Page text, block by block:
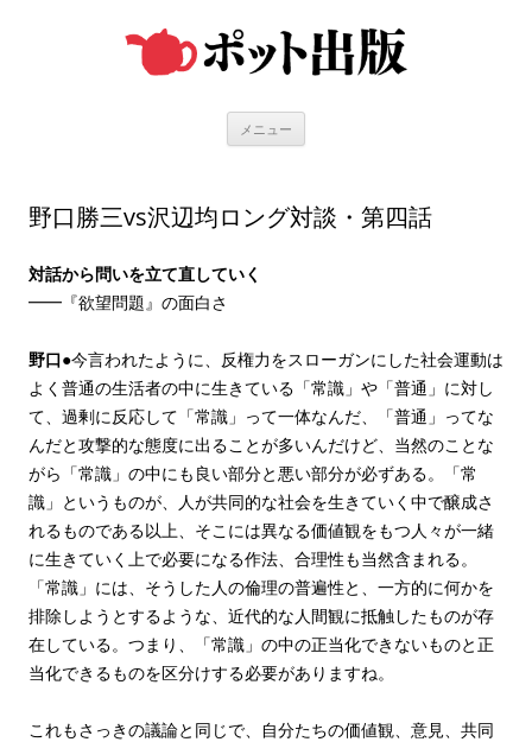
メニュー
野口勝三vs沢辺均ロング対談・第四話
対話から問いを立て直していく
━━『欲望問題』の面白さ
野口●今言われたように、反権力をスローガンにした社会運動は
よく普通の生活者の中に生きている「常識」や「普通」に対し
て、過剰に反応して「常識」って一体なんだ、「普通」ってな
んだと攻撃的な態度に出ることが多いんだけど、当然のことな
がら「常識」の中にも良い部分と悪い部分が必ずある。「常
識」というものが、人が共同的な社会を生きていく中で醸成さ
れるものである以上、そこには異なる価値観をもつ人々が一緒
に生きていく上で必要になる作法、合理性も当然含まれる。
「常識」には、そうした人の倫理の普遍性と、一方的に何かを
排除しようとするような、近代的な人間観に抵触したものが存
在している。つまり、「常識」の中の正当化できないものと正
当化できるものを区分けする必要がありますね。
これもさっきの議論と同じで、自分たちの価値観、意見、共同